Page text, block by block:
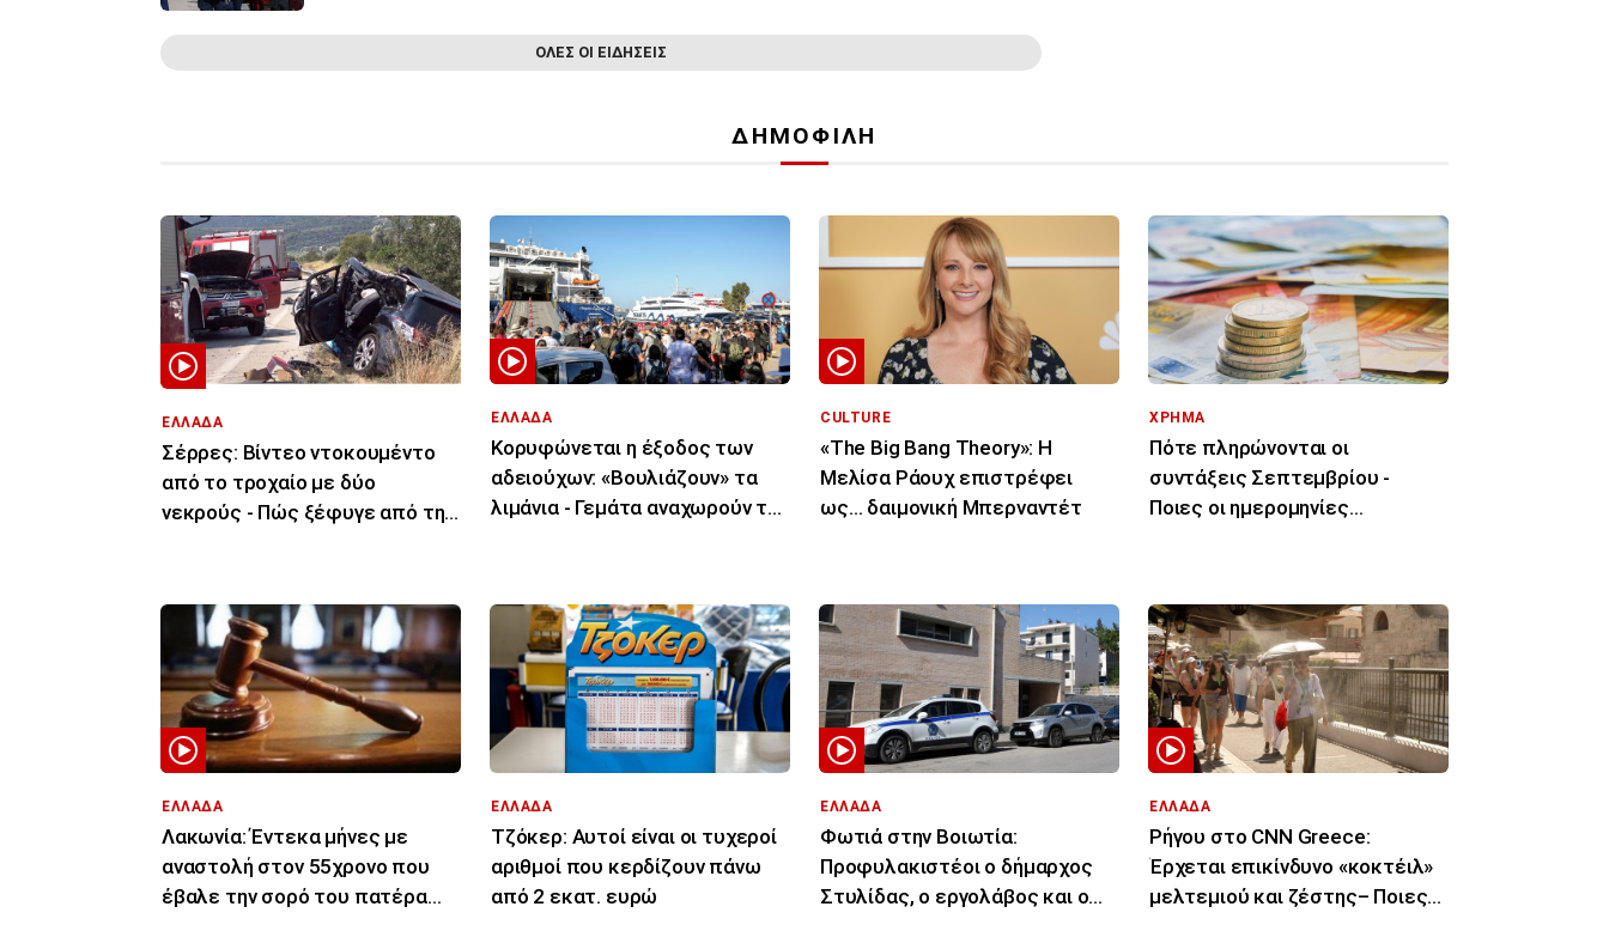
ΟΛΕΣ ΟΙ ΕΙΔΗΣΕΙΣ
ΔΗΜΟΦΙΛΗ
ΕΛΛΑΔΑ
Σέρρες: Βίντεο ντοκουμέντο
από το τροχαίο με δύο
νεκρούς - Πώς ξέφυγε από την
ΕΛΛΑΔΑ
Κορυφώνεται η έξοδος των
αδειούχων: «Βουλιάζουν» τα
λιμάνια - Γεμάτα αναχωρούν τα
CULTURE
«The Big Bang Theory»: Η
Μελίσα Ράουχ επιστρέφει
ως… δαιμονική Μπερναντέτ
ΧΡΗΜΑ
Πότε πληρώνονται οι
συντάξεις Σεπτεμβρίου -
Ποιες οι ημερομηνίες
ΕΛΛΑΔΑ
Λακωνία: Έντεκα μήνες με
αναστολή στον 55χρονο που
έβαλε την σορό του πατέρα
ΕΛΛΑΔΑ
Τζόκερ: Αυτοί είναι οι τυχεροί
αριθμοί που κερδίζουν πάνω
από 2 εκατ. ευρώ
ΕΛΛΑΔΑ
Φωτιά στην Βοιωτία:
Προφυλακιστέοι ο δήμαρχος
Στυλίδας, ο εργολάβος και ο
ΕΛΛΑΔΑ
Ρήγου στο CNN Greece:
Έρχεται επικίνδυνο «κοκτέιλ»
μελτεμιού και ζέστης– Ποιες